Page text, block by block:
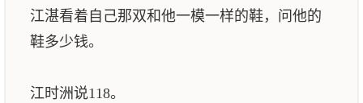
江湛看着自己那双和他一模一样的鞋，问他的
鞋多少钱。
江时洲说118。